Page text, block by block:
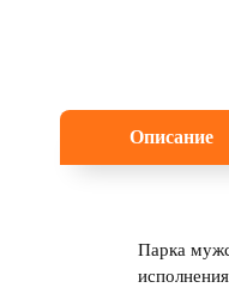
Описание
Парка